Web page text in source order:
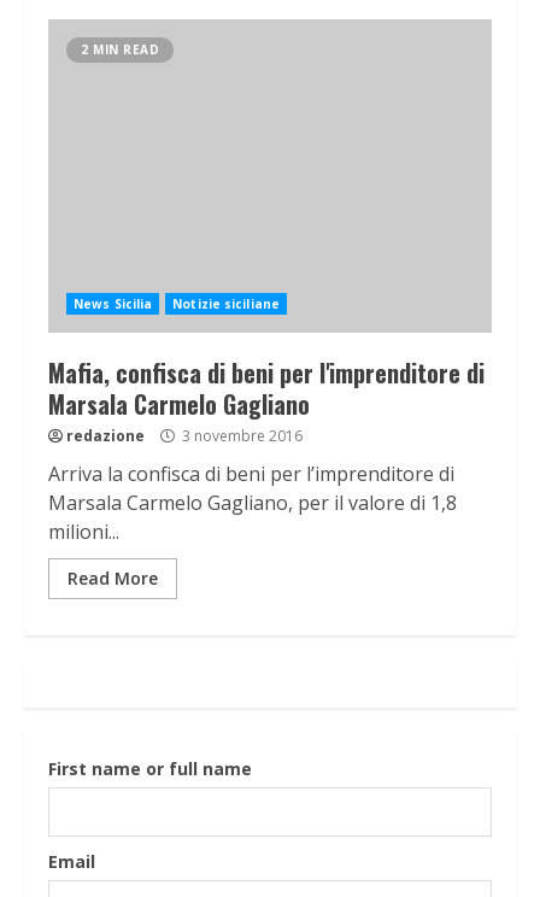
2 MIN READ
News Sicilia Notizie siciliane
Mafia, confisca di beni per l'imprenditore di
Marsala Carmelo Gagliano
redazione 3 novembre 2016
Arriva la confisca di beni per l’imprenditore di
Marsala Carmelo Gagliano, per il valore di 1,8
milioni...
Read More
First name or full name
Email